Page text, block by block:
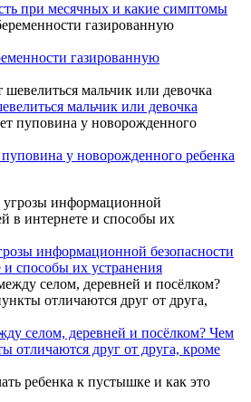
при месячных и какие симптомы
газированную
мальчик или девочка
у новорожденного ребенка
информационной безопасности
и способы их устранения
селом, деревней и посёлком? Чем
отличаются друг от друга, кроме